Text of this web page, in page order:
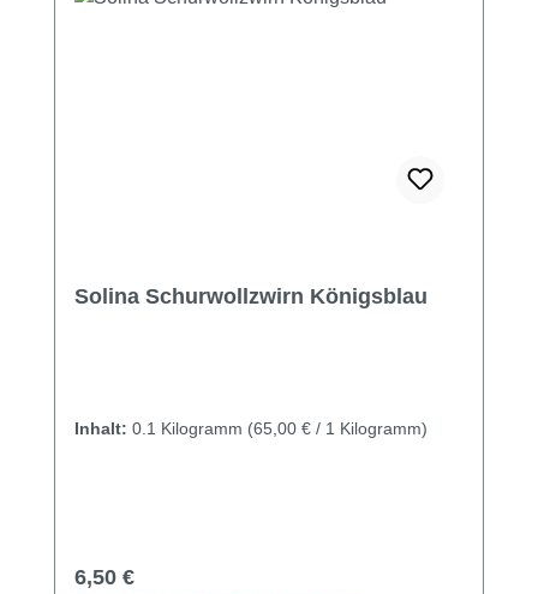
Solina Schurwollzwirn Königsblau
Inhalt: 0.1 Kilogramm (65,00 € / 1 Kilogramm)
Regulärer Preis:
6,50 €